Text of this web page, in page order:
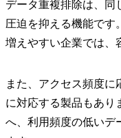
データ重複排除は、同
圧迫を抑える機能です
増えやすい企業では、
また、アクセス頻度に
に対応する製品もあり
へ、利用頻度の低いデ